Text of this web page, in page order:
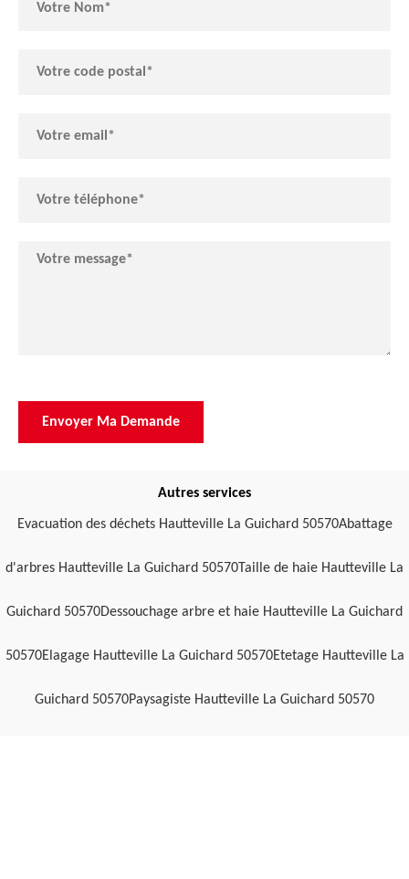
Autres services
Evacuation des déchets Hautteville La Guichard 50570Abattage
d'arbres Hautteville La Guichard 50570Taille de haie Hautteville La
Guichard 50570Dessouchage arbre et haie Hautteville La Guichard
50570Elagage Hautteville La Guichard 50570Etetage Hautteville La
Guichard 50570Paysagiste Hautteville La Guichard 50570